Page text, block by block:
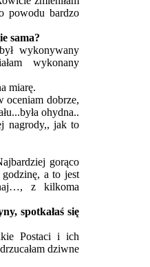
powodu bardzo
sama?
wykonywany
wykonany
miarę.
oceniam dobrze,
ohydna..
nagrody,, jak to
gorąco
godzinę, a to jest
z kilkoma
spotkałaś się
Postaci i ich
dziwne